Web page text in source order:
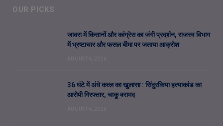
OUR PICKS
जावरा में किसानों और कांग्रेस का जंगी प्रदर्शन, राजस्व विभाग
में भ्रष्टाचार और फसल बीमा पर जताया आक्रोश
36 घंटे में अंधे कत्ल का खुलासा : सिंदुरकिया हत्याकांड का
आरोपी गिरफ्तार, चाकू बरामद